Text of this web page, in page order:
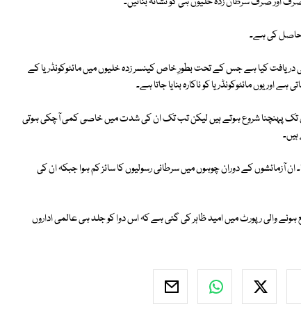
حاصل کی ہے۔
دریافت کیا ہے جس کے تحت بطورِ خاص کینسر زدہ خلیوں میں مائٹوکونڈریا کے
تک پہنچنا شروع ہوتے ہیں لیکن تب تک ان کی شدت میں خاصی کمی آچکی ہوتی
ان آزمائشوں کے دوران چوہوں میں سرطانی رسولیوں کا سائز کم ہوا جبکہ ان کی
والی رپورٹ میں امید ظاہر کی گئی ہے کہ اس دوا کو جلد ہی عالمی اداروں